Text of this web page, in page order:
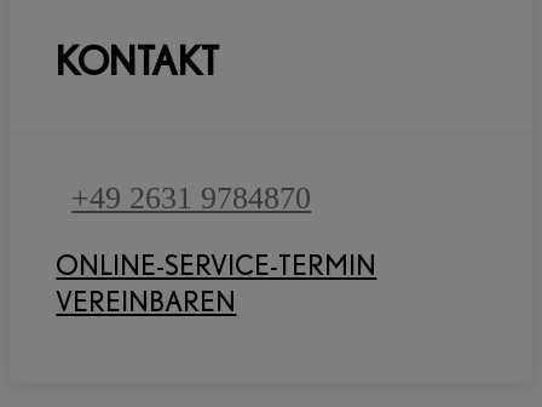
KONTAKT
+49 2631 9784870
ONLINE-SERVICE-TERMIN
VEREINBAREN